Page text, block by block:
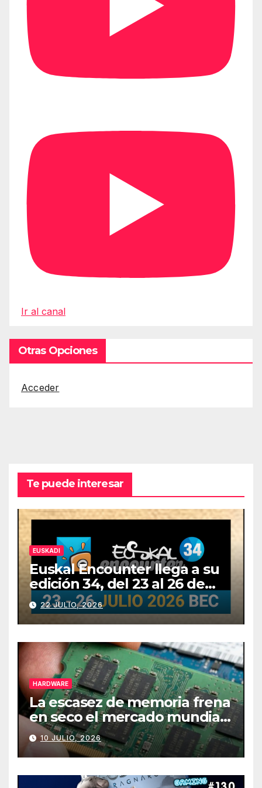
Ir al canal
Otras Opciones
Acceder
Te puede interesar
EUSKADI
Euskal Encounter llega a su
edición 34, del 23 al 26 de
julio
22 JULIO, 2026
HARDWARE
La escasez de memoria frena
en seco el mercado mundial
de PCs
10 JULIO, 2026